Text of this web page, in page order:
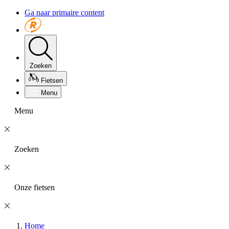
Ga naar primaire content
Zoeken
Fietsen
Menu
Menu
Zoeken
Onze fietsen
Home